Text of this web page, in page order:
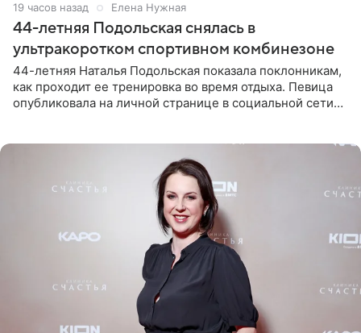
19 часов назад Елена Нужная
44-летняя Подольская снялась в
ультракоротком спортивном комбинезоне
44-летняя Наталья Подольская показала поклонникам,
как проходит ее тренировка во время отдыха. Певица
опубликовала на личной странице в социальной сети